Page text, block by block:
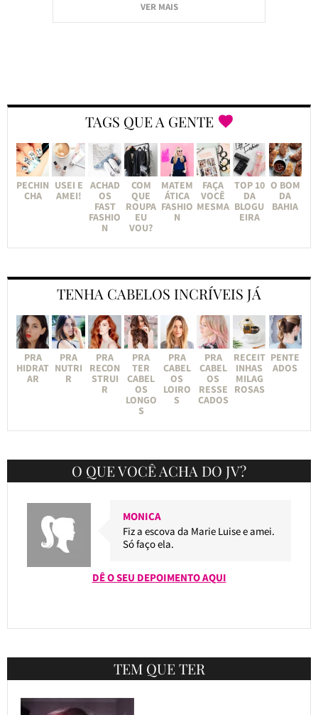
VER MAIS
TAGS QUE A GENTE
PECHIN
CHA
USEI E
AMEI!
ACHAD
OS
FAST
FASHIO
N
COM
QUE
ROUPA
EU
VOU?
MATEM
ÁTICA
FASHIO
N
FAÇA
VOCÊ
MESMA
TOP 10
DA
BLOGU
EIRA
O BOM
DA
BAHIA
TENHA CABELOS INCRÍVEIS JÁ
PRA
HIDRAT
AR
PRA
NUTRI
R
PRA
RECON
STRUI
R
PRA
TER
CABEL
OS
LONGO
S
PRA
CABEL
OS
LOIRO
S
PRA
CABEL
OS
RESSE
CADOS
RECEIT
INHAS
MILAG
ROSAS
PENTE
ADOS
O QUE VOCÊ ACHA DO JV?
MONICA
Fiz a escova da Marie Luise e amei.
Só faço ela.
DÊ O SEU DEPOIMENTO AQUI
TEM QUE TER